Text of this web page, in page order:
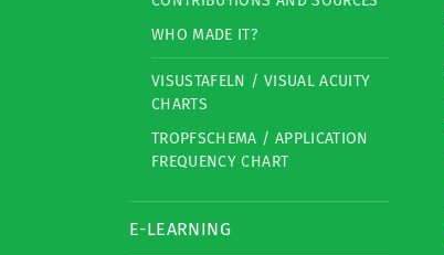
WHO MADE IT?
VISUSTAFELN / VISUAL ACUITY
CHARTS
TROPFSCHEMA / APPLICATION
FREQUENCY CHART
E-LEARNING